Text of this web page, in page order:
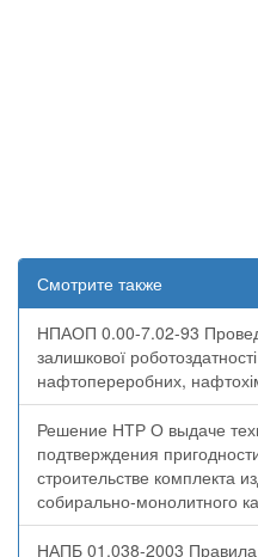
Смотрите также
НПАОП 0.00-7.02-93
залишкової
нафтопереробних,
Решение НТР О выдаче
подтверждения
строительстве комплекта
собирально-монолитного
НАПБ 01.038-2003 Правила